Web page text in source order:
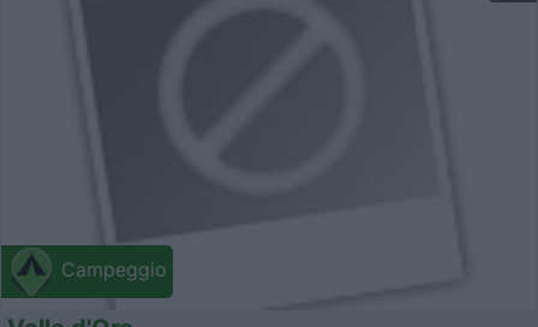
Campeggio